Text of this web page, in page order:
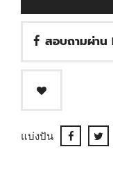
สอบถามผ่าน
แบ่งปัน